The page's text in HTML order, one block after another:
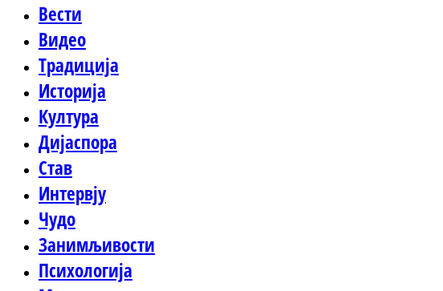
Вести
Видео
Традиција
Историја
Култура
Дијаспора
Став
Интервју
Чудо
Занимљивости
Психологија